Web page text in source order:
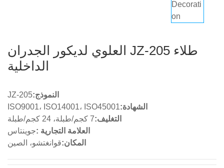
طلاء JZ-205 العلوي لديكور الجدران
الداخلية
النموذج:JZ-205
الشهادة:ISO9001، ISO14001، ISO45001
التغليف:7 كجم/طبلة، 24 كجم/طبلة
العلامة التجارية :جوينتاس
المكان:قوانغتشو، الصين